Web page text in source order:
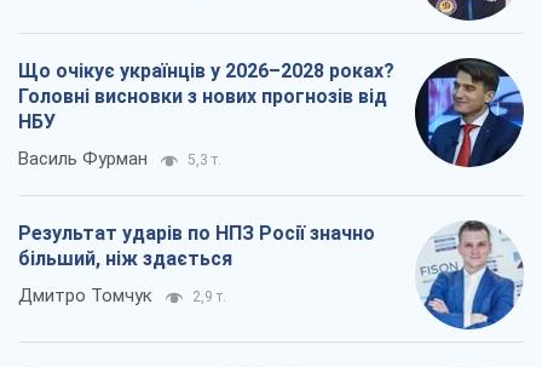
Що очікує українців у 2026–2028 роках?
Головні висновки з нових прогнозів від
НБУ
Василь Фурман 5,3 т.
Результат ударів по НПЗ Росії значно
більший, ніж здається
Дмитро Томчук 2,9 т.